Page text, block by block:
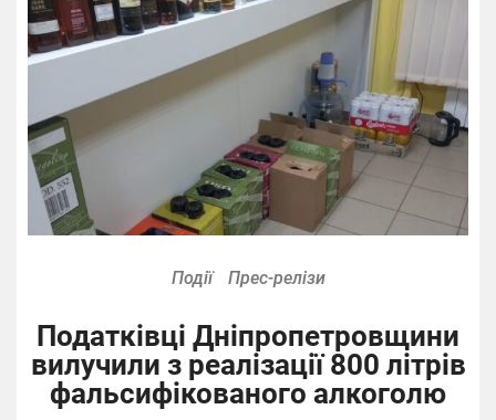
Події Прес-релізи
Податківці Дніпропетровщини
вилучили з реалізації 800 літрів
фальсифікованого алкоголю